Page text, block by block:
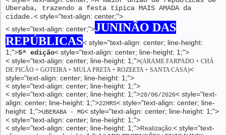
Uberaba, trazendo a festa típica MAIS AMADA da
cidade.< style="text-align: center;">
< style="text-align: center;">JUNINÃO DAS
REPÚBLICAS< style="text-align: center; line-height:
1;">5ª edição< style="text-align: center; line-height: 1;">
< style="text-align: center; line-height: 1;">(ARAME FARPADO + CHÁ
DE PICÃO + GOTEIRA + MULA PRETA + ROZEETA + SANTA CASA)<
style="text-align: center; line-height: 1;">
< style="text-align: center; line-height: 1;">
< style="text-align: center; line-height: 1;">20/06/2026< style="text-
align: center; line-height: 1;">22HRS< style="text-align: center; line-
height: 1;">UBERABA - MG< style="text-align: center; line-height: 1;">
< style="text-align: center; line-height: 1;">
< style="text-align: center; line-height: 1;">Realização:< style="text-